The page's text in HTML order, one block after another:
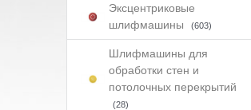
Эксцентриковые
шлифмашины
(603)
Шлифмашины для
обработки стен и
потолочных перекрытий
(28)